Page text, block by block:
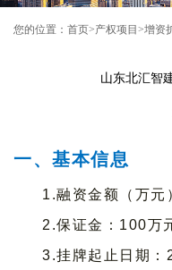
您的位置： 首页 产权项目 增资
山东北汇智
一、基本信息
1.融资金额（万
2.保证金：100万
3.挂牌起止日期